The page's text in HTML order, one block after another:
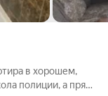
в хорошем,
полиции, а прям